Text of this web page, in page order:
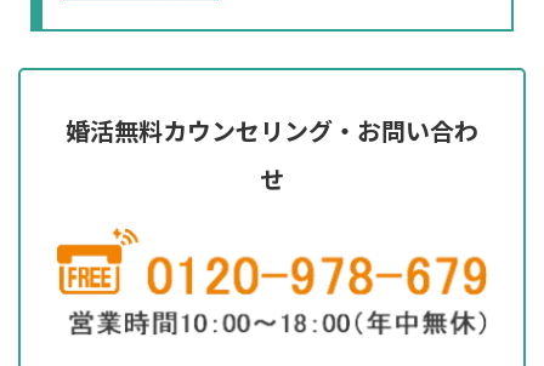
婚活無料カウンセリング・お問い合わ
せ